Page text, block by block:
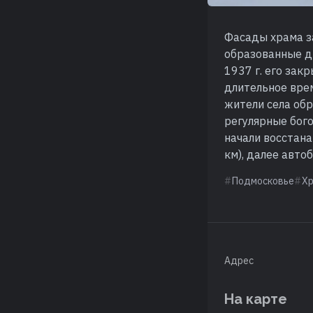
Фасады храма
образованные
1937 г. его
длительное
жители села
регулярные
начали
км), далее
Подмосковье
Адрес
На карте